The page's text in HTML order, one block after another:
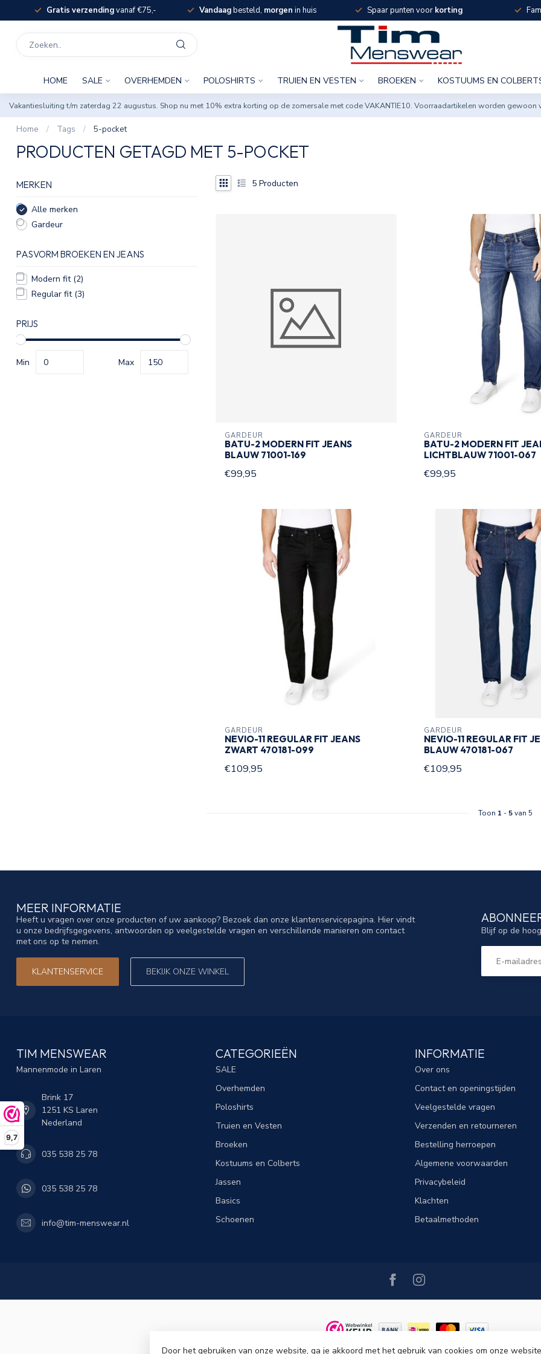
9,7
Gratis verzendingvanaf €75,- Vandaagbesteld, morgen in huis Spaar punten voor korting
HOME SALE OVERHEMDEN POLOSHIRTS TRUIEN EN VESTEN BROEKEN KOSTUUMS EN
Vakantiesluiting t/m zaterdag 22 augustus. Shop nu met 10% extra korting op de zomersale met code VAKANTIE10. Voorraadartikelen worden
Home / Tags / 5-pocket
PRODUCTEN GETAGD MET 5-POCKET
MERKEN
Alle merken
Gardeur
PASVORM BROEKEN EN JEANS
Modern fit (2)
Regular fit (3)
PRIJS
Min Max
5 Producten
GARDEUR
BATU-2 MODERN FIT JEANS
BLAUW 71001-169
€99,95
GARDEUR
BATU-2 MODERN FIT
LICHTBLAUW 71001-067
€99,95
GARDEUR
NEVIO-11 REGULAR FIT JEANS
ZWART 470181-099
€109,95
GARDEUR
NEVIO-11 REGULAR FIT
BLAUW 470181-067
€109,95
Toon 1 - 5van 5
MEER INFORMATIE
Heeft u vragen over onze producten of uw aankoop? Bezoek dan onze klantenservicepagina. Hier vindt
u onze bedrijfsgegevens, antwoorden op veelgestelde vragen en verschillende manieren om contact
met ons op te nemen.
KLANTENSERVICE BEKIJK ONZE WINKEL
Blijf op de
TIM MENSWEAR
Mannenmode in Laren
Brink 17
1251 KS Laren
Nederland
035 538 25 78
035 538 25 78
info@tim-menswear.nl
CATEGORIEËN
SALE
Overhemden
Poloshirts
Truien en Vesten
Broeken
Kostuums en Colberts
Jassen
Basics
Schoenen
INFORMATIE
Over ons
Contact en openingstijden
Veelgestelde vragen
Verzenden en retourneren
Bestelling herroepen
Algemene voorwaarden
Privacybeleid
Klachten
Betaalmethoden
Door het gebruiken van onze website, ga je akkoord met het gebruik van cookies om onze